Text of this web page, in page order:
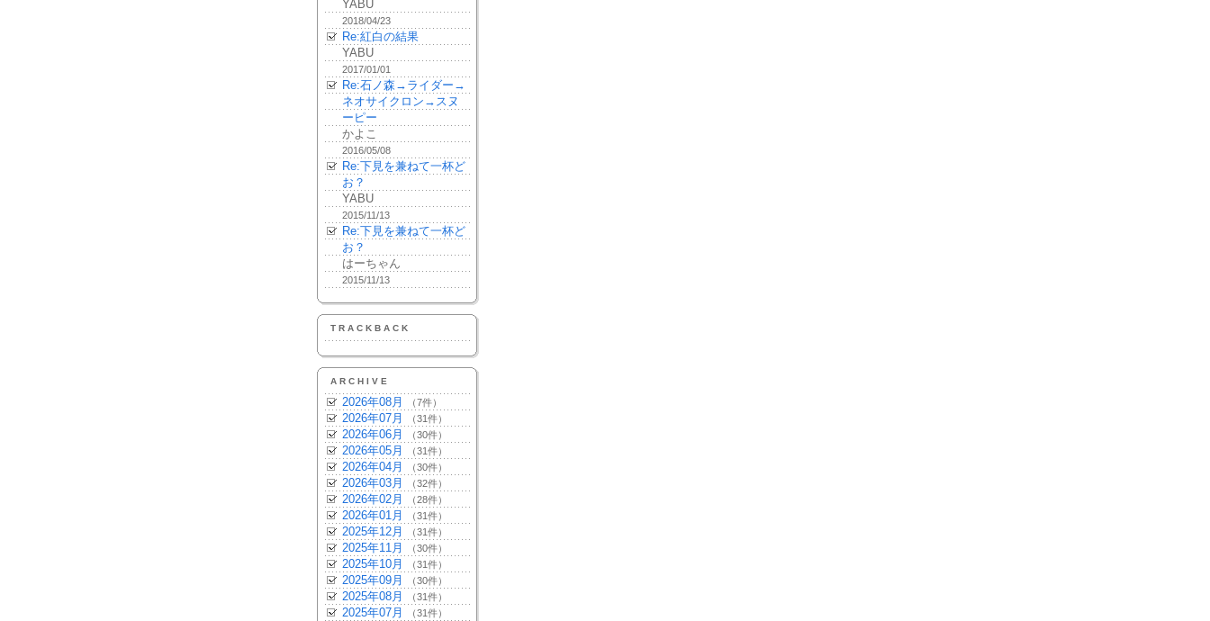
YABU
2018/04/23
Re:紅白の結果
YABU
2017/01/01
Re:石ノ森→ライダー→
ネオサイクロン→スヌ
ーピー
かよこ
2016/05/08
Re:下見を兼ねて一杯ど
お？
YABU
2015/11/13
Re:下見を兼ねて一杯ど
お？
はーちゃん
2015/11/13
TRACKBACK
ARCHIVE
2026年08月 （7件）
2026年07月 （31件）
2026年06月 （30件）
2026年05月 （31件）
2026年04月 （30件）
2026年03月 （32件）
2026年02月 （28件）
2026年01月 （31件）
2025年12月 （31件）
2025年11月 （30件）
2025年10月 （31件）
2025年09月 （30件）
2025年08月 （31件）
2025年07月 （31件）